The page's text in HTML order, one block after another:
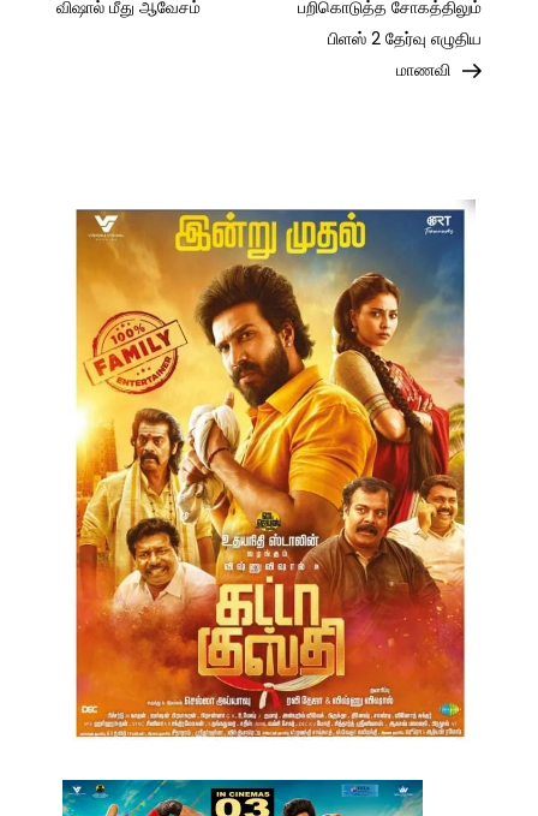
navigation
விஷால் மீது ஆவேசம்
பறிகொடுத்த சோகத்திலும்
பிளஸ் 2 தேர்வு எழுதிய
மாணவி